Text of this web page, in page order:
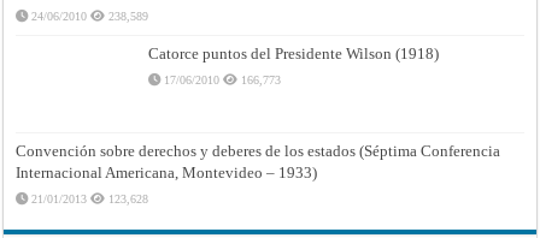
24/06/2010 238,589
Catorce puntos del Presidente Wilson (1918)
17/06/2010 166,773
Convención sobre derechos y deberes de los estados (Séptima Conferencia
Internacional Americana, Montevideo – 1933)
21/01/2013 123,628